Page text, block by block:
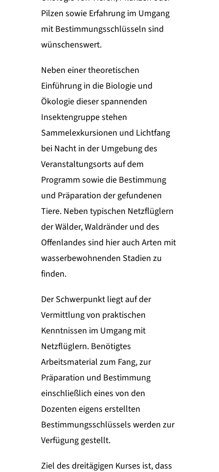
Pilzen sowie Erfahrung im Umgang
mit Bestimmungsschlüsseln sind
wünschenswert.
Neben einer theoretischen
Einführung in die Biologie und
Ökologie dieser spannenden
Insektengruppe stehen
Sammelexkursionen und Lichtfang
bei Nacht in der Umgebung des
Veranstaltungsorts auf dem
Programm sowie die Bestimmung
und Präparation der gefundenen
Tiere. Neben typischen Netzflüglern
der Wälder, Waldränder und des
Offenlandes sind hier auch Arten mit
wasserbewohnenden Stadien zu
finden.
Der Schwerpunkt liegt auf der
Vermittlung von praktischen
Kenntnissen im Umgang mit
Netzflüglern. Benötigtes
Arbeitsmaterial zum Fang, zur
Präparation und Bestimmung
einschließlich eines von den
Dozenten eigens erstellten
Bestimmungsschlüssels werden zur
Verfügung gestellt.
Ziel des dreitägigen Kurses ist, dass